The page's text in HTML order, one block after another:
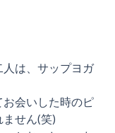
は、サップヨガ
会いした時のピ
せん(笑)